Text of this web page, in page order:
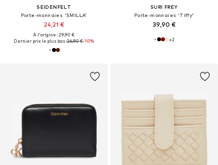
SEIDENFELT
Porte-monnaies 'SMILLA'
24,21 €
À l'origine : 29,90 €
Dernier prix le plus bas :26,90 €-10%
SURI FREY
Porte-monnaies 'Tiffy'
39,90 €
+2